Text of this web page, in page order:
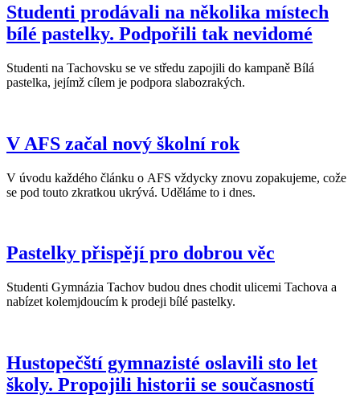
Studenti prodávali na několika místech
bílé pastelky. Podpořili tak nevidomé
Studenti na Tachovsku se ve středu zapojili do kampaně Bílá
pastelka, jejímž cílem je podpora slabozrakých.
V AFS začal nový školní rok
V úvodu každého článku o AFS vždycky znovu zopakujeme, cože
se pod touto zkratkou ukrývá. Uděláme to i dnes.
Pastelky přispějí pro dobrou věc
Studenti Gymnázia Tachov budou dnes chodit ulicemi Tachova a
nabízet kolemjdoucím k prodeji bílé pastelky.
Hustopečští gymnazisté oslavili sto let
školy. Propojili historii se současností